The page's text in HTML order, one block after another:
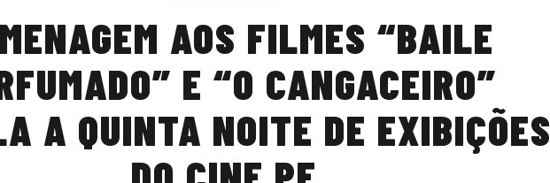
AOS FILMES “BAILE
E “O CANGACEIRO”
A QUINTA NOITE DE EXIBIÇÕES